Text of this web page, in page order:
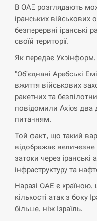
СЕРПЕНЬ
Экс-послу в США
СЕРПЕНЬ
У Росії
Reuters
СЕРПЕНЬ
14:23
Поставки ракет
хотя у партнеров
СЕРПЕНЬ
У Румунії
В ОАЕ розглядають
іранських військових
безперервні іранські
своїй території.
Як передає
"Об'єднані Арабські
вжиття військових
ракетних та
повідомили Axios два
питанням.
Той факт, що такий
відображає величезне
затоки через іранські
інфраструктуру та
Наразі ОАЕ є країною,
кількості атак з боку
більше, ніж Ізраїль.